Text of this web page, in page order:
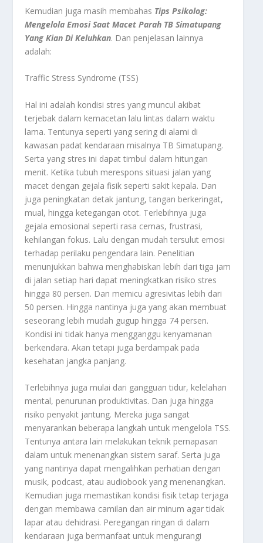
Kemudian juga masih membahas Tips Psikolog:
Mengelola Emosi Saat Macet Parah TB Simatupang
Yang Kian Di Keluhkan. Dan penjelasan lainnya
adalah:
Traffic Stress Syndrome (TSS)
Hal ini adalah kondisi stres yang muncul akibat
terjebak dalam kemacetan lalu lintas dalam waktu
lama. Tentunya seperti yang sering di alami di
kawasan padat kendaraan misalnya TB Simatupang.
Serta yang stres ini dapat timbul dalam hitungan
menit. Ketika tubuh merespons situasi jalan yang
macet dengan gejala fisik seperti sakit kepala. Dan
juga peningkatan detak jantung, tangan berkeringat,
mual, hingga ketegangan otot. Terlebihnya juga
gejala emosional seperti rasa cemas, frustrasi,
kehilangan fokus. Lalu dengan mudah tersulut emosi
terhadap perilaku pengendara lain. Penelitian
menunjukkan bahwa menghabiskan lebih dari tiga jam
di jalan setiap hari dapat meningkatkan risiko stres
hingga 80 persen. Dan memicu agresivitas lebih dari
50 persen. Hingga nantinya juga yang akan membuat
seseorang lebih mudah gugup hingga 74 persen.
Kondisi ini tidak hanya mengganggu kenyamanan
berkendara. Akan tetapi juga berdampak pada
kesehatan jangka panjang.
Terlebihnya juga mulai dari gangguan tidur, kelelahan
mental, penurunan produktivitas. Dan juga hingga
risiko penyakit jantung. Mereka juga sangat
menyarankan beberapa langkah untuk mengelola TSS.
Tentunya antara lain melakukan teknik pernapasan
dalam untuk menenangkan sistem saraf. Serta juga
yang nantinya dapat mengalihkan perhatian dengan
musik, podcast, atau audiobook yang menenangkan.
Kemudian juga memastikan kondisi fisik tetap terjaga
dengan membawa camilan dan air minum agar tidak
lapar atau dehidrasi. Peregangan ringan di dalam
kendaraan juga bermanfaat untuk mengurangi